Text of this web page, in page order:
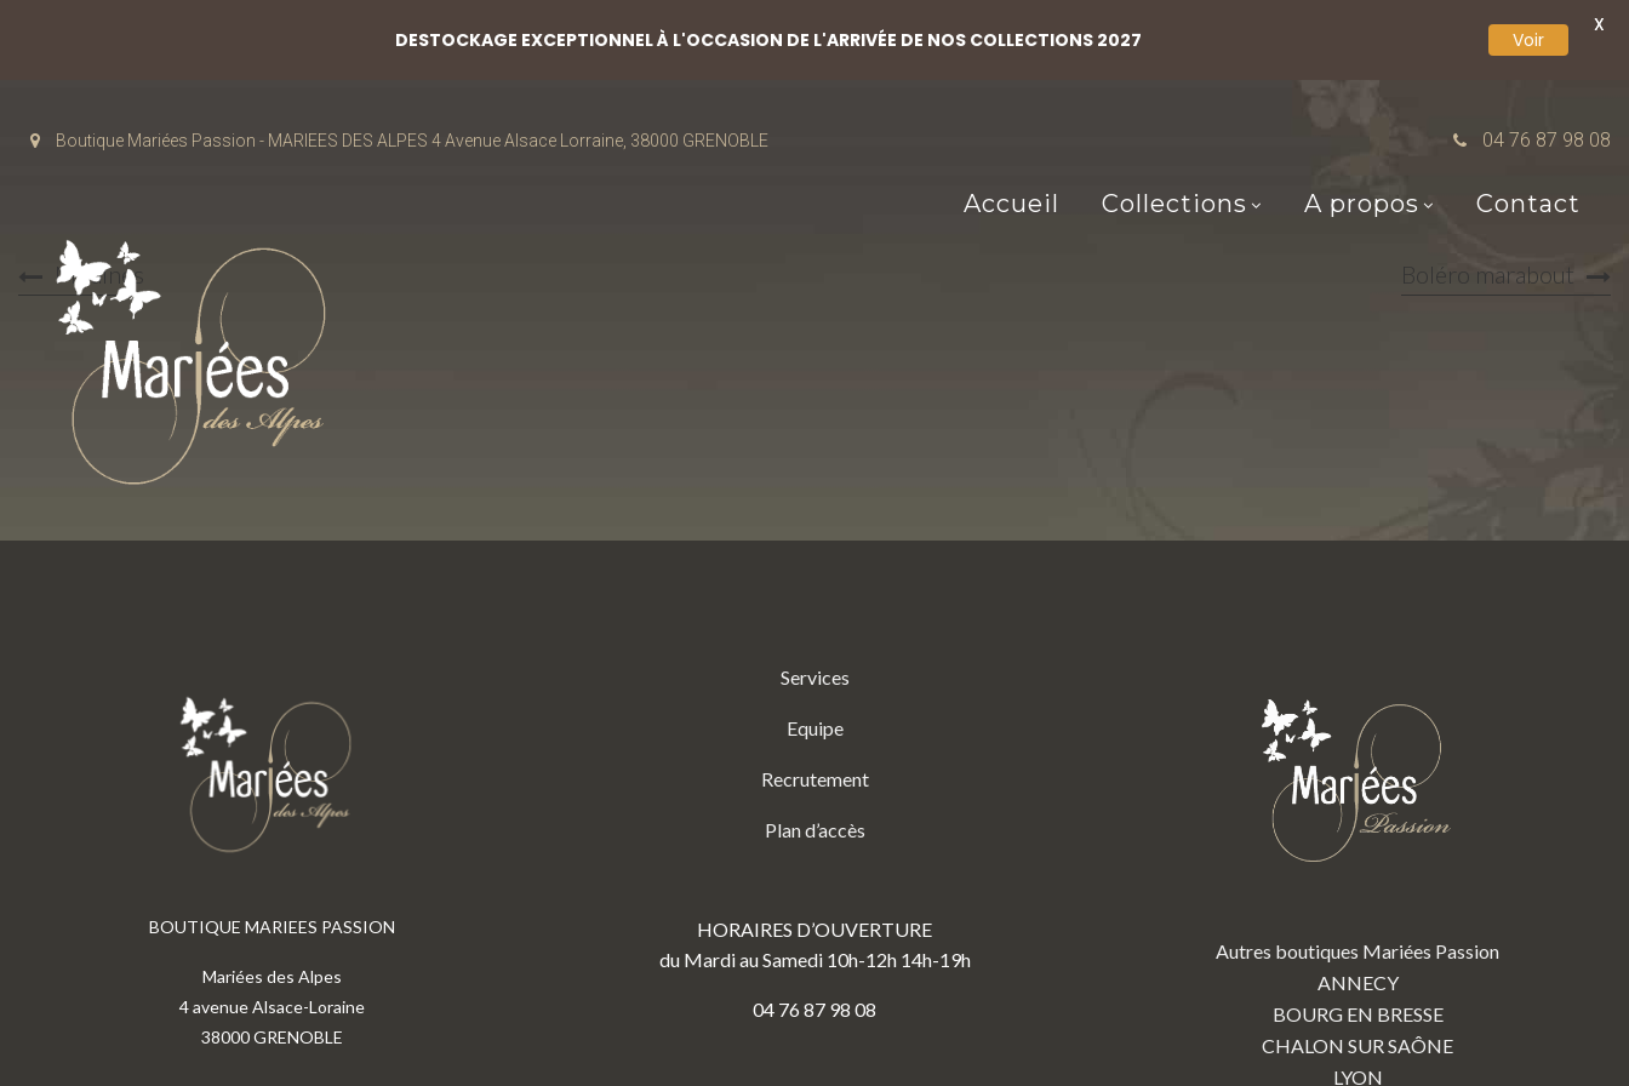
Boutique Mariées Passion - MARIEES DES ALPES 4 Avenue Alsace Lorraine, 38000 GRENOBLE 04 76 87 98 08
Accueil Collections A propos Contact
Mitaines Boléro marabout
BOUTIQUE MARIEES PASSION
Mariées des Alpes
4 avenue Alsace-Loraine
38000 GRENOBLE
Services
Equipe
Recrutement
Plan d’accès
HORAIRES D’OUVERTURE
du Mardi au Samedi 10h-12h 14h-19h
04 76 87 98 08
Autres boutiques Mariées Passion
ANNECY
BOURG EN BRESSE
CHALON SUR SAÔNE
LYON
DESTOCKAGE EXCEPTIONNEL À L'OCCASION DE L'ARRIVÉE DE NOS COLLECTIONS 2027 Voir
X